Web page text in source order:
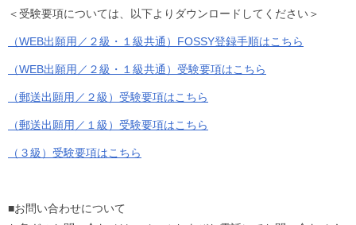
＜受験要項については、以下よりダウンロードしてください＞
（WEB出願用／２級・１級共通）FOSSY登録手順はこちら
（WEB出願用／２級・１級共通）受験要項はこちら
（郵送出願用／２級）受験要項はこちら
（郵送出願用／１級）受験要項はこちら
（３級）受験要項はこちら
■お問い合わせについて